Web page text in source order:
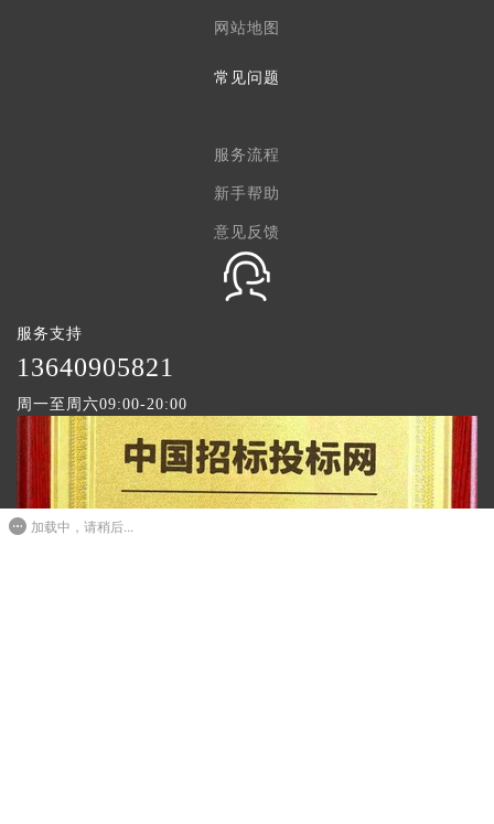
网站地图
常见问题
服务流程
新手帮助
意见反馈
服务支持
1 3640905821
周一至周六09:00-20:00
加载中，请稍后...